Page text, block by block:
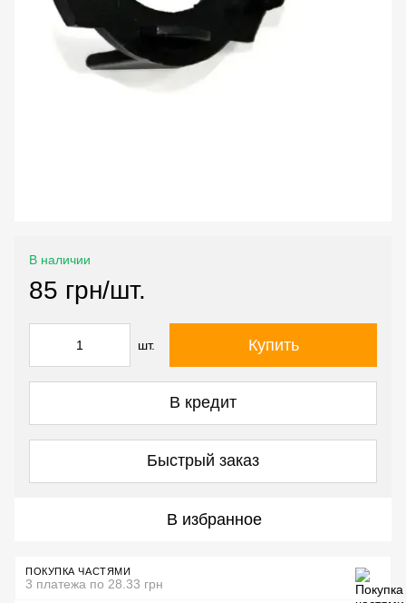
В наличии
85 грн/шт.
шт. Купить
В кредит
Быстрый заказ
В избранное
ПОКУПКА ЧАСТЯМИ
3 платежа по 28.33 грн